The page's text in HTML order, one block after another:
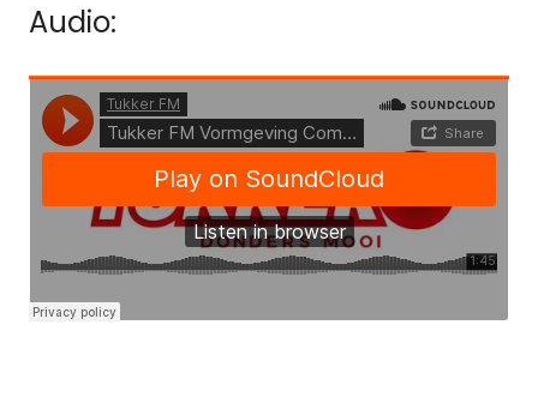
Audio: